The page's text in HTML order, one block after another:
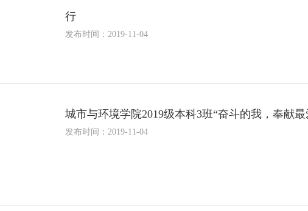
行
发布时间：2019-11-04
城市与环境学院2019级本科3班“奋斗的我，奉献
发布时间：2019-11-04